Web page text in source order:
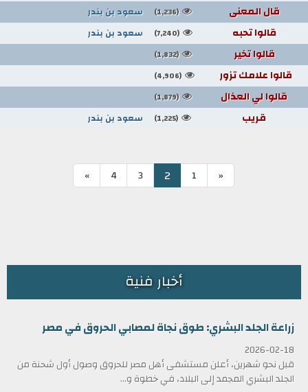
قال المعنى (1,236) سعود بن بندر
قالوا تحبه (7,240) سعود بن بندر
قالوا تخير (1,832)
قالوا علامك تزور (4,906)
قالوا لي العذال (1,879)
قريب (1,225) سعود بن بندر
«
1
2
3
4
»
أخبار فنية
زراعة الجلد البشري: طوق نجاة لمصابي الحروق في مصر
2026-02-18
قبل نحو شهرين، أعلن مستشفى أهل مصر للحروق وصول أول شحنة من
الجلد البشري المجمد إلى البلاد، في خطوة و...